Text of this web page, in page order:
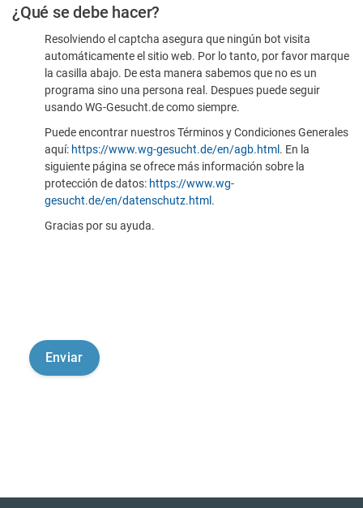
¿Qué se debe hacer?
Resolviendo el captcha asegura que ningún bot visita
automáticamente el sitio web. Por lo tanto, por favor marque
la casilla abajo. De esta manera sabemos que no es un
programa sino una persona real. Despues puede seguir
usando WG-Gesucht.de como siempre.
Puede encontrar nuestros Términos y Condiciones Generales
aquí: https://www.wg-gesucht.de/en/agb.html . En la
siguiente página se ofrece más información sobre la
protección de datos: https://www.wg-
gesucht.de/en/datenschutz.html .
Gracias por su ayuda.